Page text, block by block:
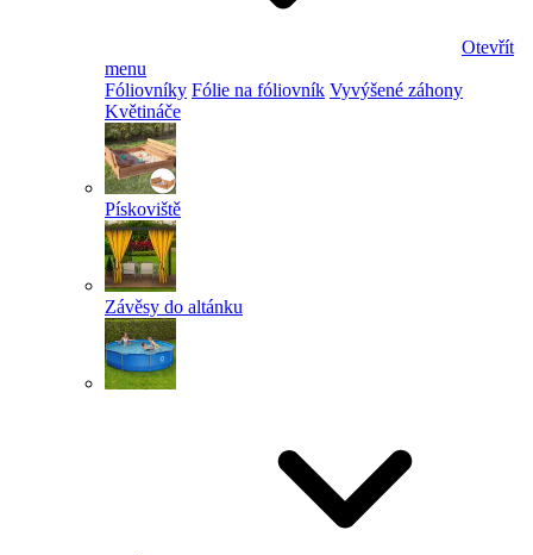
Otevřít
menu
Fóliovníky Fólie na fóliovník Vyvýšené záhony
Květináče
Pískoviště
Závěsy do altánku